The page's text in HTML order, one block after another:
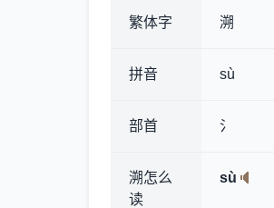
繁体字 溯
拼音 sù
部首 氵
溯怎么
读
sù